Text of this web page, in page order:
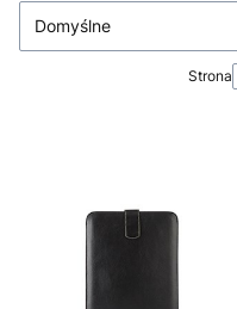
Domyślne
Strona